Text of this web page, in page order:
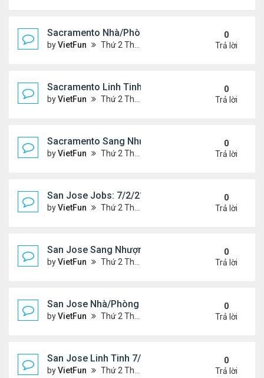
Sacramento Nhà/Phòng 7/2/21- 7/9/21
byVietFun Thứ 2 Tháng 7 05, 2021 2:51 pm
0
Trả lời
Sacramento Linh Tinh 7/2/21- 7/9/21
byVietFun Thứ 2 Tháng 7 05, 2021 2:47 pm
0
Trả lời
Sacramento Sang Nhượng 7/2/21- 7/9/21
byVietFun Thứ 2 Tháng 7 05, 2021 2:45 pm
0
Trả lời
San Jose Jobs: 7/2/21- 7/9/2021
byVietFun Thứ 2 Tháng 7 05, 2021 2:41 pm
0
Trả lời
San Jose Sang Nhượng 7/2/21-7//21
byVietFun Thứ 2 Tháng 7 05, 2021 2:38 pm
0
Trả lời
San Jose Nhà/Phòng 7/2/21-7/9/21
byVietFun Thứ 2 Tháng 7 05, 2021 2:38 pm
0
Trả lời
San Jose Linh Tinh 7/2/21 - 7/9/21
byVietFun Thứ 2 Tháng 7 05, 2021 2:35 pm
0
Trả lời